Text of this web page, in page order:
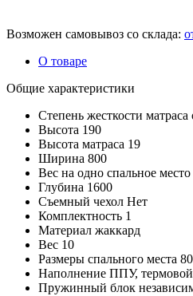
Возможен самовывоз со склада:
О товаре
Общие характеристики
Степень жесткости матраса
Высота 190
Высота матраса 19
Ширина 800
Вес на одно спальное место
Глубина 1600
Съемный чехол Нет
Комплектность 1
Материал жаккард
Вес 10
Размеры спального места
Наполнение ППУ,
Пружинный блок